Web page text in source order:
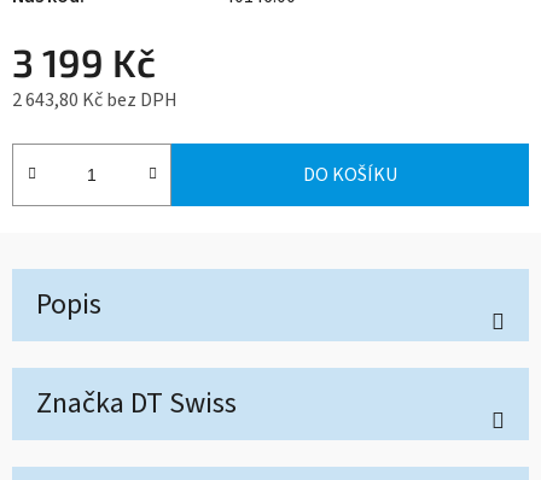
3 199 Kč
2 643,80 Kč bez DPH
Měrná cena:
DO KOŠÍKU
Popis
Značka DT Swiss